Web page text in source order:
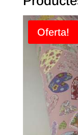
Oferta!